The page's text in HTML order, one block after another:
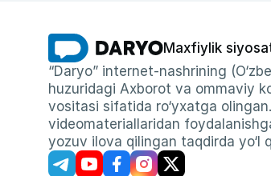
Maxfiylik
“Daryo” internet-nashrining
huzuridagi Axborot va ommaviy
vositasi sifatida ro‘yxatga
videomateriallaridan
yozuv ilova qilingan taqdirda yo‘l